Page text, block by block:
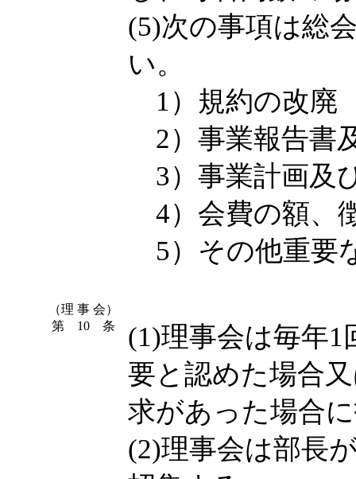
(5)次の事項は総
い。
1）規約の改廃
2）事業報告書
3）事業計画及
4）会費の額、
5）その他重要
（理 事 会）
第 10 条
(1)理事会は毎年
要と認めた場合
求があった場合
(2)理事会は部長